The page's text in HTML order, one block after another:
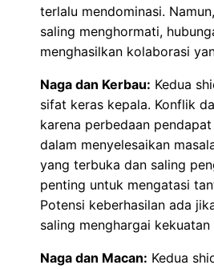
terlalu mendominasi.
saling menghormati,
menghasilkan kolaborasi
Naga dan Kerbau: Kedua
sifat keras kepala. Konflik
karena perbedaan
dalam menyelesaikan
yang terbuka dan saling
penting untuk mengatasi
Potensi keberhasilan ada
saling menghargai
Naga dan Macan: Kedua